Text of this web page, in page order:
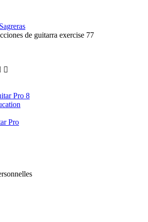
de guitarra exercise 77

Pro 8
Pro